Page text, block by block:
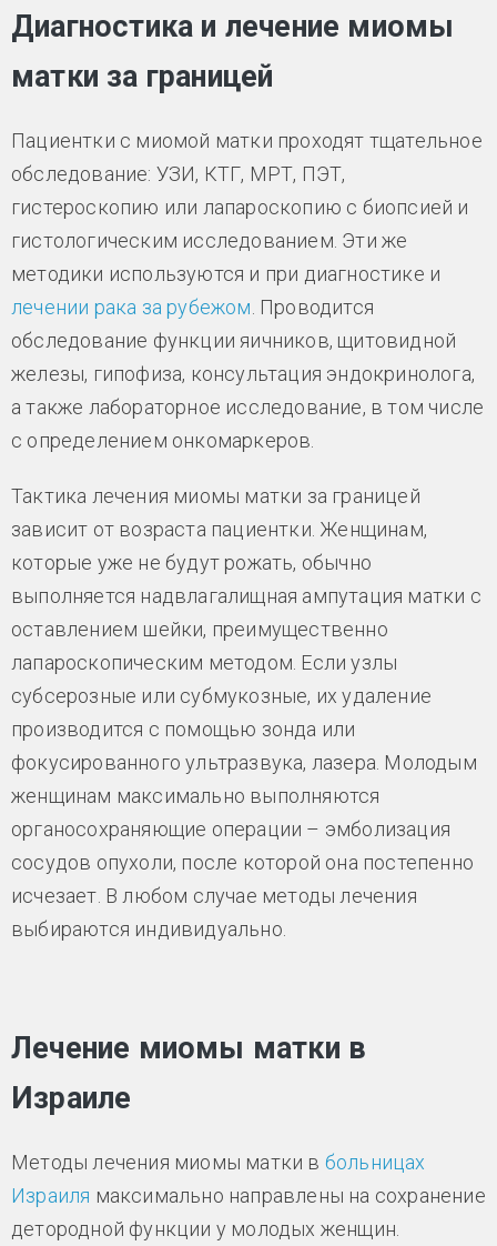
Диагностика и лечение миомы
матки за границей
Пациентки с миомой матки проходят тщательное
обследование: УЗИ, КТГ, МРТ, ПЭТ,
гистероскопию или лапароскопию с биопсией и
гистологическим исследованием. Эти же
методики используются и при диагностике и
лечении рака за рубежом . Проводится
обследование функции яичников, щитовидной
железы, гипофиза, консультация эндокринолога,
а также лабораторное исследование, в том числе
с определением онкомаркеров.
Тактика лечения миомы матки за границей
зависит от возраста пациентки. Женщинам,
которые уже не будут рожать, обычно
выполняется надвлагалищная ампутация матки с
оставлением шейки, преимущественно
лапароскопическим методом. Если узлы
субсерозные или субмукозные, их удаление
производится с помощью зонда или
фокусированного ультразвука, лазера. Молодым
женщинам максимально выполняются
органосохраняющие операции – эмболизация
сосудов опухоли, после которой она постепенно
исчезает. В любом случае методы лечения
выбираются индивидуально.
Лечение миомы матки в
Израиле
Методы лечения миомы матки в больницах
Израиля максимально направлены на сохранение
детородной функции у молодых женщин.